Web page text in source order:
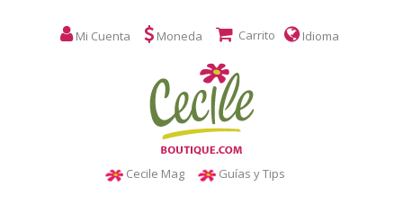
Mi Cuenta Moneda Carrito Idioma
Cecile Mag Guías y Tips